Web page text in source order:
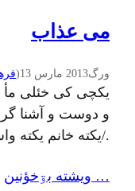
می عذاب
ورگ2013 مارس 13 (
یکچی کی خئلی مأ
و دوست و آشنا
./یکته خانم یکته
گیلانˇ محللی
… ويشته بۊخؤنين